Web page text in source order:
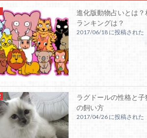
進化版動物占いとは？
ランキングは？
2017/06/18 に投稿された
ラグドールの性格と子
の飼い方
2017/04/26 に投稿された